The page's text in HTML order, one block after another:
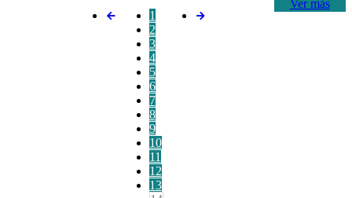
Ver más
1
2
3
4
5
6
7
8
9
10
11
12
13